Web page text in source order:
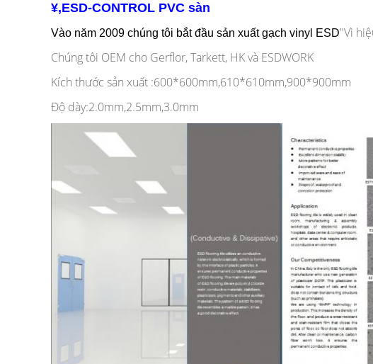
¥,ESD-CONTROL PVC sàn
Vào năm 2009 chúng tôi bắt đầu sản xuất gạch vinyl ESD"Vì
Chúng tôi OEM cho Gerflor, Tarkett, HK và ESDWORK
Kích thước sản xuất :600*600mm,610*610mm,900*900mm
Độ dày:2.0mm,2.5mm,3.0mm